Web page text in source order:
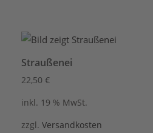
Straußenei
22,50€
inkl. 19 % MwSt.
zzgl.Versandkosten